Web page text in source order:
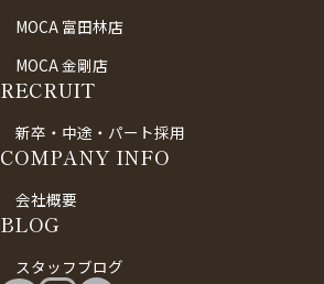
MOCA 富田林店
MOCA 金剛店
RECRUIT
新卒・中途・パート採用
COMPANY INFO
会社概要
BLOG
スタッフブログ